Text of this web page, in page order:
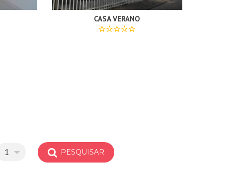
CASA VERANO
1 PESQUISAR